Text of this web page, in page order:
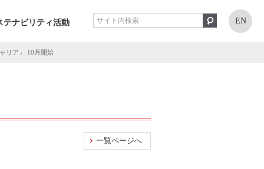
テナビリティ活動 EN
リア」 10月開始
一覧ページへ